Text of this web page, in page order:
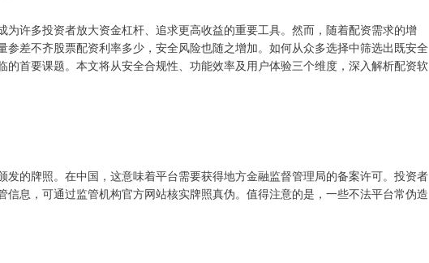
为许多投资者放大资金杠杆、追求更高收益的重要工具。然而，随着配资需求的增
差不齐股票配资利率多少，安全风险也随之增加。如何从众多选择中筛选出既安全
的首要课题。本文将从安全合规性、功能效率及用户体验三个维度，深入解析配资软
发的牌照。在中国，这意味着平台需要获得地方金融监督管理局的备案许可。投资者
息，可通过监管机构官方网站核实牌照真伪。值得注意的是，一些不法平台常伪造